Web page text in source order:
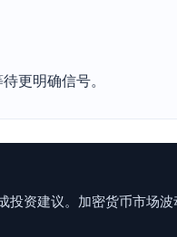
更明确信号。
投资建议。加密货币市场